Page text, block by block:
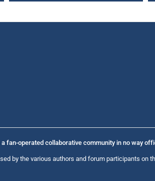
a fan-operated collaborative community in no way
by the various authors and forum participants